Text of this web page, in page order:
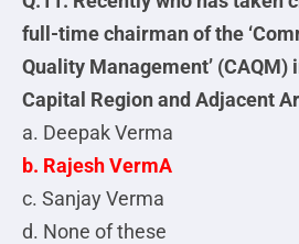
full-time chairman of the
Quality Management’ (CAQM)
Capital Region and Adjacent
a. Deepak Verma
b. Rajesh VermA
c. Sanjay Verma
d. None of these